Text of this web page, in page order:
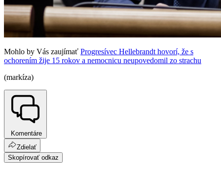
Mohlo by Vás zaujímať Progresívec Hellebrandt hovorí, že s
ochorením žije 15 rokov a nemocnicu neupovedomil zo strachu
(markíza)
Komentáre
Zdielať
Skopírovať odkaz